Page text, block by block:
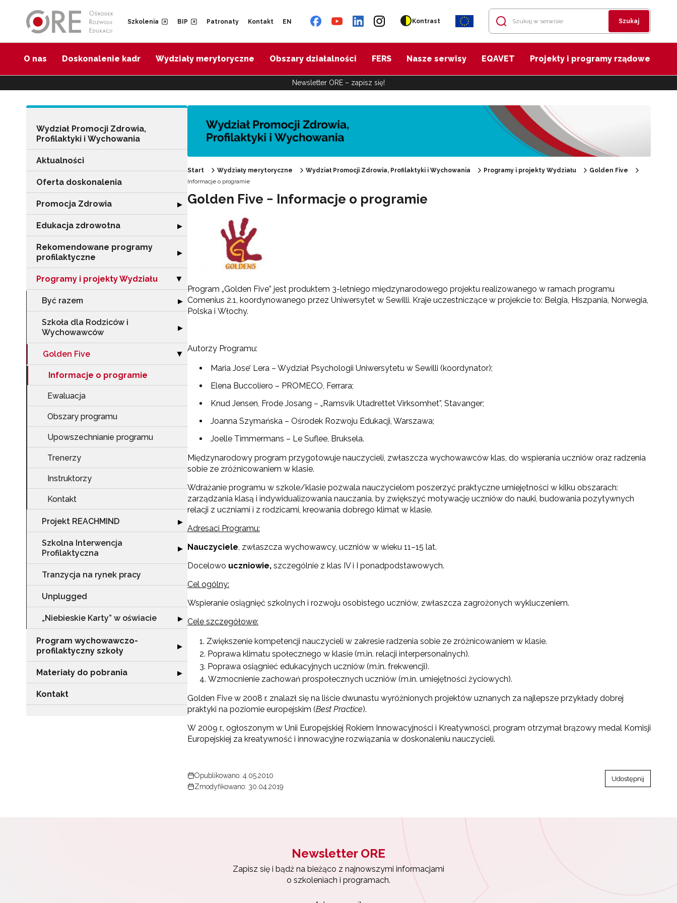
Szkolenia BIP Patronaty Kontakt EN Kontrast Szukaj
O nas Doskonalenie kadr Wydziały merytoryczne Obszary działalności FERS Nasze serwisy EQAVET Projekty i programy rządowe
Newsletter ORE – zapisz się!
Wydział Promocji Zdrowia,
Profilaktyki i Wychowania
Aktualności
Oferta doskonalenia
Promocja Zdrowia Rozwiń sekcję "Promocja Zdrowia"
▶
Edukacja zdrowotna Rozwiń sekcję "Edukacja zdrowotna"
▶
Rekomendowane programy
profilaktyczne
Rozwiń sekcję "Rekomendowane programy profilaktyczne"
▶
Programy i projekty Wydziału Zwiń sekcję "Programy i projekty Wydziału"
▶
Być razem Rozwiń sekcję "Być razem"
▶
Szkoła dla Rodziców i
Wychowawców
Rozwiń sekcję "Szkoła dla Rodziców i Wychowawców"
▶
Golden Five Zwiń sekcję "Golden Five"
▶
Informacje o programie
Ewaluacja
Obszary programu
Upowszechnianie programu
Trenerzy
Instruktorzy
Kontakt
Projekt REACHMIND Rozwiń sekcję "Projekt REACHMIND"
▶
Szkolna Interwencja
Profilaktyczna
Rozwiń sekcję "Szkolna Interwencja Profilaktyczna"
▶
Tranzycja na rynek pracy
Unplugged
„Niebieskie Karty” w oświacie Rozwiń sekcję "„Niebieskie Karty” w oświacie"
▶
Program wychowawczo-
profilaktyczny szkoły
Rozwiń sekcję "Program wychowawczo-profilaktyczny szkoły"
▶
Materiały do pobrania Rozwiń sekcję "Materiały do pobrania"
▶
Kontakt
Start Wydziały merytoryczne Wydział Promocji Zdrowia, Profilaktyki i Wychowania Programy i projekty Wydziału
Golden Five
Informacje o programie
Golden Five − Informacje o programie
Program „Golden Five” jest produktem 3-letniego międzynarodowego projektu realizowanego w ramach programu
Comenius 2.1, koordynowanego przez Uniwersytet w Sewilli. Kraje uczestniczące w projekcie to: Belgia, Hiszpania, Norwegia,
Polska i Włochy.
Autorzy Programu:
Maria Jose’ Lera – Wydział Psychologii Uniwersytetu w Sewilli (koordynator);
Elena Buccoliero – PROMECO, Ferrara;
Knud Jensen, Frode Josang – „Ramsvik Utadrettet Virksomhet”, Stavanger;
Joanna Szymańska – Ośrodek Rozwoju Edukacji, Warszawa;
Joelle Timmermans – Le Suflee, Bruksela.
Międzynarodowy program przygotowuje nauczycieli, zwłaszcza wychowawców klas, do wspierania uczniów oraz radzenia
sobie ze zróżnicowaniem w klasie.
Wdrażanie programu w szkole/klasie pozwala nauczycielom poszerzyć praktyczne umiejętności w kilku obszarach:
zarządzania klasą i indywidualizowania nauczania, by zwiększyć motywację uczniów do nauki, budowania pozytywnych
relacji z uczniami i z rodzicami, kreowania dobrego klimat w klasie.
Adresaci Programu:
Nauczyciele, zwłaszcza wychowawcy, uczniów w wieku 11–15 lat.
Docelowo uczniowie, szczególnie z klas IV i I ponadpodstawowych.
Cel ogólny:
Wspieranie osiągnięć szkolnych i rozwoju osobistego uczniów, zwłaszcza zagrożonych wykluczeniem.
Cele szczegółowe:
Zwiększenie kompetencji nauczycieli w zakresie radzenia sobie ze zróżnicowaniem w klasie.
Poprawa klimatu społecznego w klasie (m.in. relacji interpersonalnych).
Poprawa osiągnieć edukacyjnych uczniów (m.in. frekwencji).
Wzmocnienie zachowań prospołecznych uczniów (m.in. umiejętności życiowych).
Golden Five w 2008 r. znalazł się na liście dwunastu wyróżnionych projektów uznanych za najlepsze przykłady dobrej
praktyki na poziomie europejskim (Best Practice).
W 2009 r., ogłoszonym w Unii Europejskiej Rokiem Innowacyjności i Kreatywności, program otrzymał brązowy medal Komisji
Europejskiej za kreatywność i innowacyjne rozwiązania w doskonaleniu nauczycieli.
Opublikowano: 4.05.2010
Zmodyfikowano: 30.04.2019
Udostępnij
Newsletter ORE
Zapisz się i bądź na bieżąco z najnowszymi informacjami
o szkoleniach i programach.